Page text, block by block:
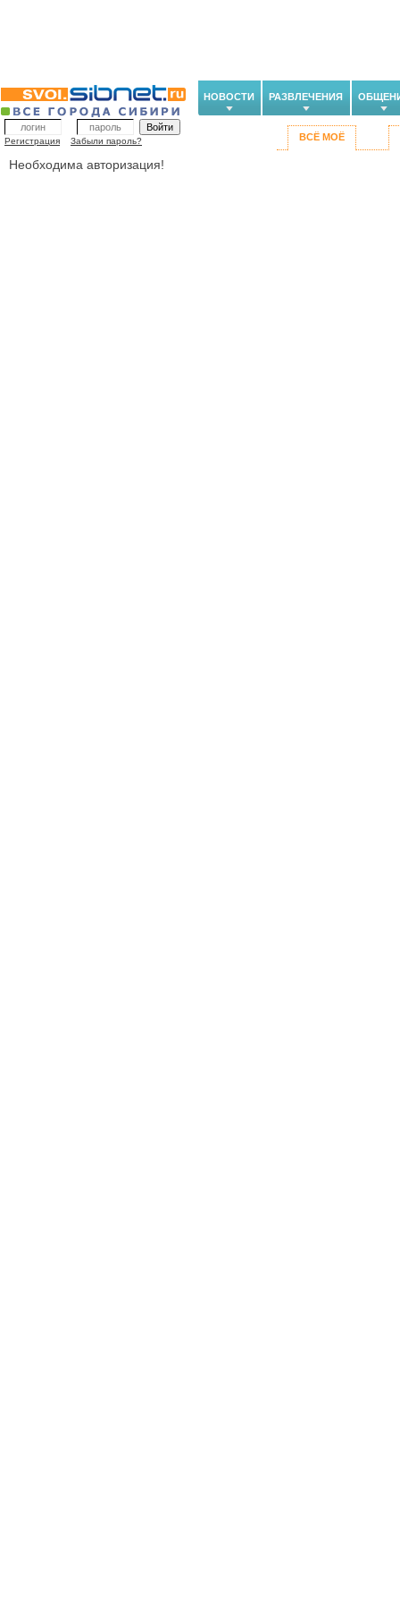
НОВОСТИ РАЗВЛЕЧЕНИЯ
Регистрация Забыли пароль? ВСЁ МОЁ
Необходима авторизация!